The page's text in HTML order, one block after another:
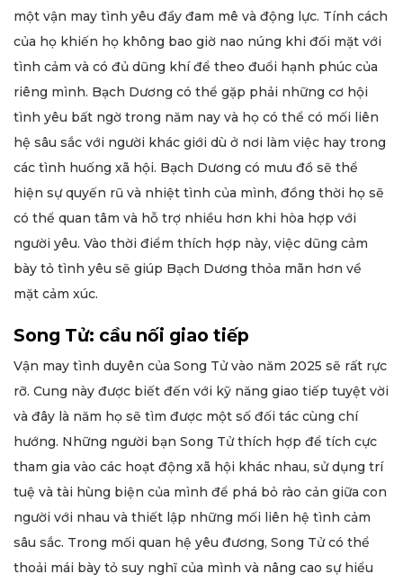
một vận may tình yêu đầy đam mê và động lực. Tính cách
của họ khiến họ không bao giờ nao núng khi đối mặt với
tình cảm và có đủ dũng khí để theo đuổi hạnh phúc của
riêng mình. Bạch Dương có thể gặp phải những cơ hội
tình yêu bất ngờ trong năm nay và họ có thể có mối liên
hệ sâu sắc với người khác giới dù ở nơi làm việc hay trong
các tình huống xã hội. Bạch Dương có mưu đồ sẽ thể
hiện sự quyến rũ và nhiệt tình của mình, đồng thời họ sẽ
có thể quan tâm và hỗ trợ nhiều hơn khi hòa hợp với
người yêu. Vào thời điểm thích hợp này, việc dũng cảm
bày tỏ tình yêu sẽ giúp Bạch Dương thỏa mãn hơn về
mặt cảm xúc.
Song Tử: cầu nối giao tiếp
Vận may tình duyên của Song Tử vào năm 2025 sẽ rất rực
rỡ. Cung này được biết đến với kỹ năng giao tiếp tuyệt vời
và đây là năm họ sẽ tìm được một số đối tác cùng chí
hướng. Những người bạn Song Tử thích hợp để tích cực
tham gia vào các hoạt động xã hội khác nhau, sử dụng trí
tuệ và tài hùng biện của mình để phá bỏ rào cản giữa con
người với nhau và thiết lập những mối liên hệ tình cảm
sâu sắc. Trong mối quan hệ yêu đương, Song Tử có thể
thoải mái bày tỏ suy nghĩ của mình và nâng cao sự hiểu